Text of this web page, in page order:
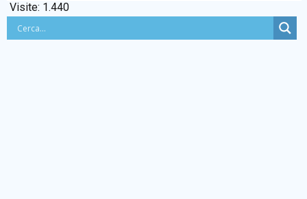
Visite: 1.440